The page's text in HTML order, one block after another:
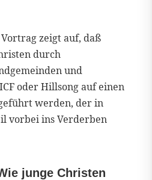
zeigt auf, daß
durch
und
oder Hillsong auf einen
werden, der in
vorbei ins Verderben
junge Christen